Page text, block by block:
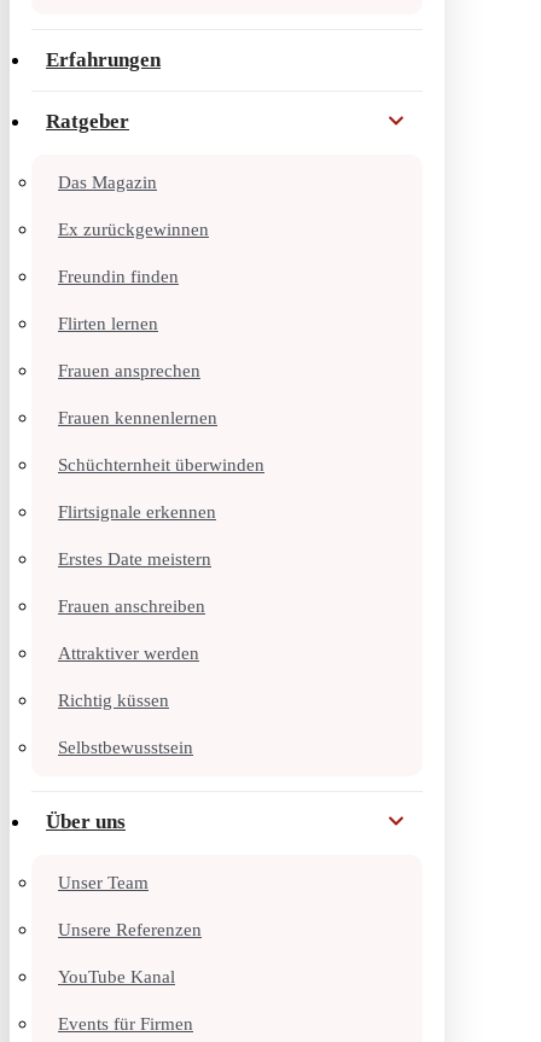
Erfahrungen
Ratgeber
Das Magazin
Ex zurückgewinnen
Freundin finden
Flirten lernen
Frauen ansprechen
Frauen kennenlernen
Schüchternheit überwinden
Flirtsignale erkennen
Erstes Date meistern
Frauen anschreiben
Attraktiver werden
Richtig küssen
Selbstbewusstsein
Über uns
Unser Team
Unsere Referenzen
YouTube Kanal
Events für Firmen